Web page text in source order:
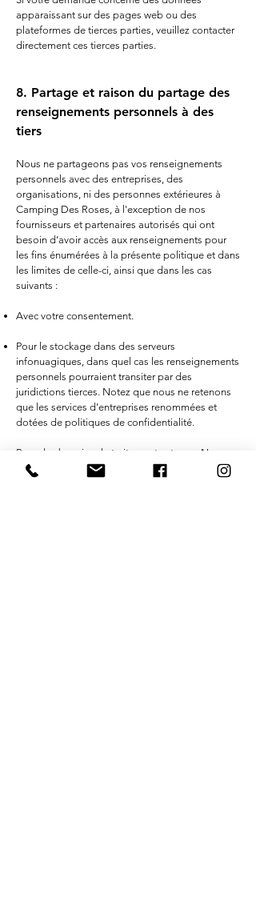
apparaissant sur des pages web ou des
plateformes de tierces parties, veuillez contacter
directement ces tierces parties.
8. ​Partage et raison du partage des
renseignements personnels à des
tiers
Nous ne partageons pas vos renseignements
personnels avec des entreprises, des
organisations, ni des personnes extérieures à
Camping Des Roses, à l'exception de nos
fournisseurs et partenaires autorisés qui ont
besoin d’avoir accès aux renseignements pour
les fins énumérées à la présente politique et dans
les limites de celle-ci, ainsi que dans les cas
suivants :
Avec votre consentement.
Pour le stockage dans des serveurs
infonuagiques, dans quel cas les renseignements
personnels pourraient transiter par des
juridictions tierces. Notez que nous ne retenons
que les services d’entreprises renommées et
dotées de politiques de confidentialité.
Pour des besoins de traitement externe : Nous
transmettons des renseignements personnels à